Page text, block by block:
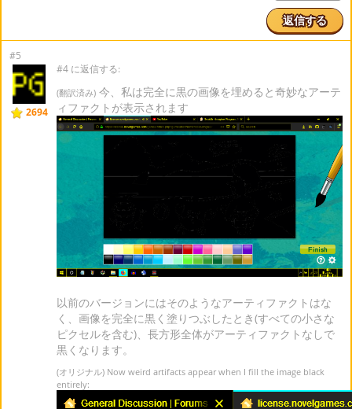
返信する
#5
2694
#4 に返信する:
(翻訳済み) 今、私は完全に黒の画像を埋めると奇妙なアーテ
ィファクトが表示されます
以前のバージョンにはそのようなアーティファクトはな
く、画像を完全に黒く塗りつぶしたとき(すべての小さな
ピクセルを含む)、長方形全体がアーティファクトなしで
黒くなります。
(オリジナル) Now weird artifacts appear when I fill the image black
entirely: